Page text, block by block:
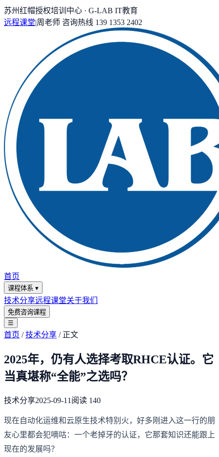
苏州红帽授权培训中心 · G-LAB IT教育
远程课堂|周老师 咨询热线 139 1353 2402
首页
课程体系 ▾
技术分享远程课堂关于我们
免费咨询课程
☰
首页 /技术分享 / 正文
2025年，仍有人选择考取RHCE认证。它
当真堪称“全能”之选吗？
技术分享2025-09-11 阅读 140
现在自动化运维和云原生技术特别火，好多刚进入这一行的朋
友心里都会犯嘀咕：一个老掉牙的认证，它那套知识还能跟上
现在的发展吗？